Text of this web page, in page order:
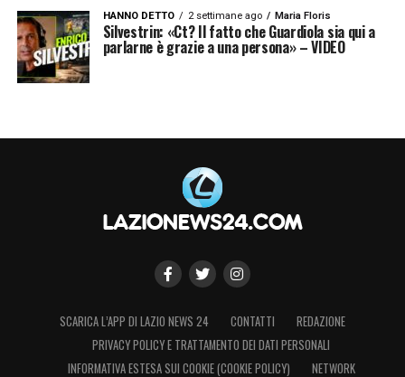
HANNO DETTO 2 settimane ago Maria Floris
Silvestrin: «Ct? Il fatto che Guardiola sia qui a
parlarne è grazie a una persona» – VIDEO
SCARICA L’APP DI LAZIO NEWS 24 CONTATTI
REDAZIONE
PRIVACY POLICY E TRATTAMENTO DEI DATI PERSONALI
INFORMATIVA ESTESA SUI COOKIE (COOKIE POLICY)
NETWORK